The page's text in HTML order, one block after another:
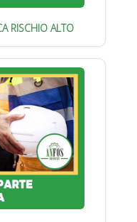
RISCHIO ALTO